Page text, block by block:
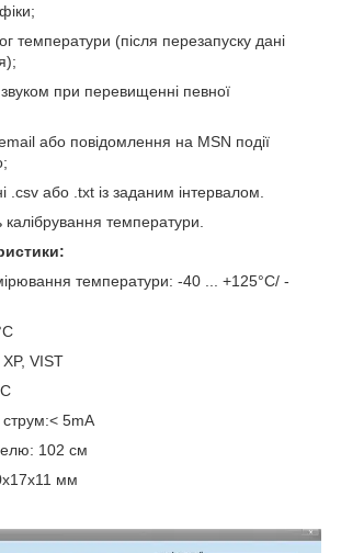
температури (після перезапуску дані
при перевищенні певної
або повідомлення на MSN події
.csv або .txt із заданим інтервалом.
температури.
температури: -40 ... +125°C/ -
VIST
5mA
102 см
мм